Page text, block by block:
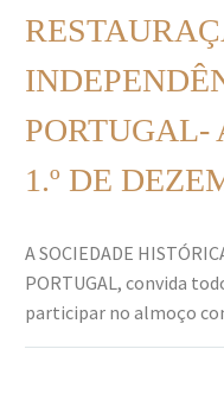
PORTUGAL-
1.º DE
A SOCIEDADE
PORTUGAL, convida
participar no almoço